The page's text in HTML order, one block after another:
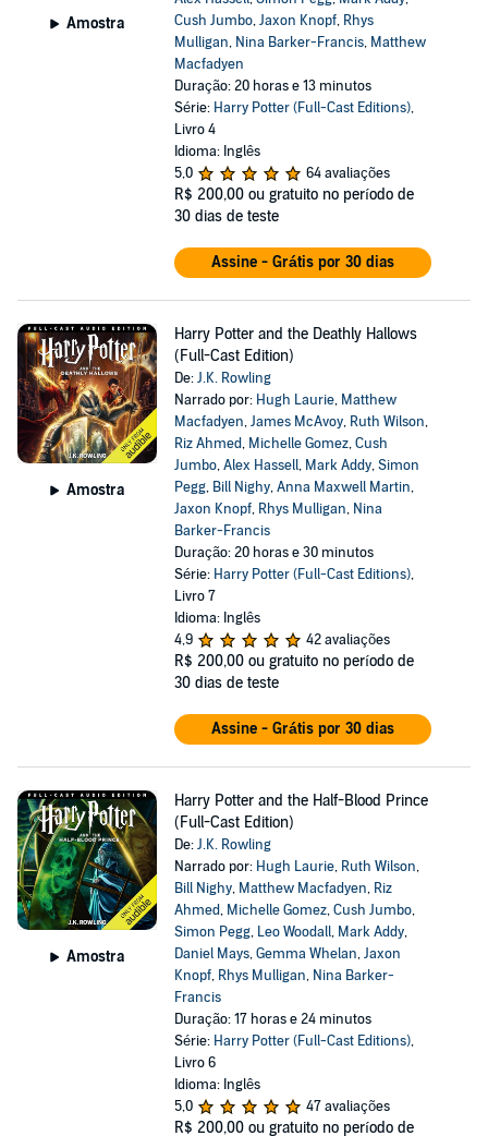
Amostra
Cush Jumbo,Jaxon Knopf, Rhys
Mulligan, Nina Barker-Francis, Matthew
Macfadyen
Duração: 20 horas e 13 minutos
Série: Harry Potter (Full-Cast Editions),
Livro 4
Idioma: Inglês
5,0
64 avaliações
R$ 200,00 ou gratuito no período de
30 dias de teste
Assine - Grátis por 30 dias
Amostra
Harry Potter and the Deathly Hallows
(Full-Cast Edition)
De:J.K. Rowling
Narrado por: Hugh Laurie, Matthew
Macfadyen,James McAvoy, Ruth Wilson,
Riz Ahmed, Michelle Gomez,Cush
Jumbo,Alex Hassell, Mark Addy,Simon
Pegg, Bill Nighy,Anna Maxwell Martin,
Jaxon Knopf, Rhys Mulligan, Nina
Barker-Francis
Duração: 20 horas e 30 minutos
Série: Harry Potter (Full-Cast Editions),
Livro 7
Idioma: Inglês
4,9
42 avaliações
R$ 200,00 ou gratuito no período de
30 dias de teste
Assine - Grátis por 30 dias
Amostra
Harry Potter and the Half-Blood Prince
(Full-Cast Edition)
De:J.K. Rowling
Narrado por: Hugh Laurie, Ruth Wilson,
Bill Nighy, Matthew Macfadyen, Riz
Ahmed, Michelle Gomez,Cush Jumbo,
Simon Pegg, Leo Woodall, Mark Addy,
Daniel Mays,Gemma Whelan,Jaxon
Knopf, Rhys Mulligan, Nina Barker-
Francis
Duração: 17 horas e 24 minutos
Série: Harry Potter (Full-Cast Editions),
Livro 6
Idioma: Inglês
5,0
47 avaliações
R$ 200,00 ou gratuito no período de